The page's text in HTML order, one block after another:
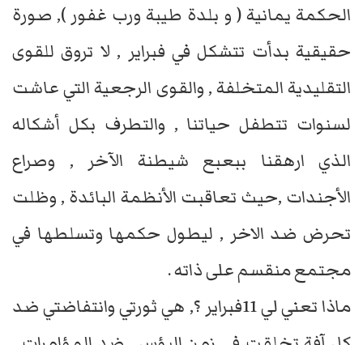
الحكمة يمانية ( و بلدة طيبة ورب غفور ), صورة
حقيقية بدأت تتشكل في فبراير , لا تروق للقوى
التقليدية المتخلفة , والقوى الرجعية التي عاشت
لسنوات تتطفل حياتنا , والتطرف بكل أشكاله
الذي ارهقنا ببعبع شيطنة الآخر , وصراع
الأجندات ,حيث تعاقبت الأنظمة البائدة , وظلت
تحرض ضد الاخر , ليطول حكمها وتسلطها في
مجتمع منقسم على ذاته .
ماذا تعني لي 11فبراير ؟, هي ثورتي وانتفاضتي ضد